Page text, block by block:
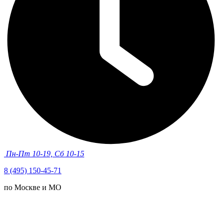
Пн-Пт 10-19, Сб 10-15
8 (495) 150-45-71
по Москве и МО